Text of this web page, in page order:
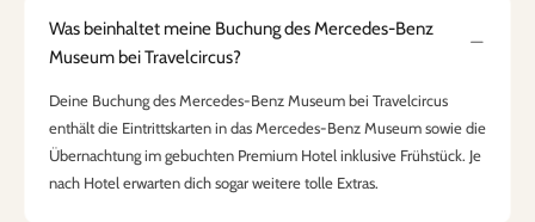
Was beinhaltet meine Buchung des Mercedes-Benz
Museum bei Travelcircus?
Deine Buchung des Mercedes-Benz Museum bei Travelcircus
enthält die Eintrittskarten in das Mercedes-Benz Museum sowie die
Übernachtung im gebuchten Premium Hotel inklusive Frühstück. Je
nach Hotel erwarten dich sogar weitere tolle Extras.